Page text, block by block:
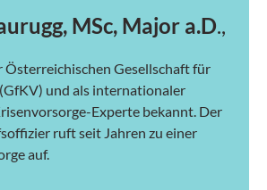
MSc, Major a.D.,
Österreichischen Gesellschaft für
und als internationaler
Experte bekannt. Der
ruft seit Jahren zu einer
auf.